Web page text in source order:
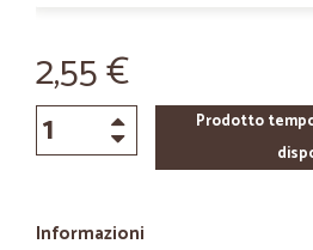
2,55 €
Prodotto
Informazioni